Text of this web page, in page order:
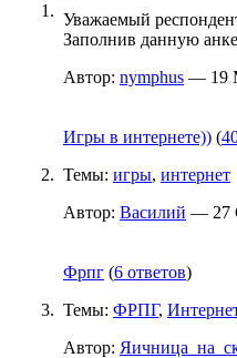
1. Уважаемый
Заполнив данную
Автор: nymphus — 19
2.
Игры в интернете)) (
Темы: игры, интернет
Автор: Василий — 27
3.
Фрпг (6 ответов)
Темы: ФРПГ,
Автор: